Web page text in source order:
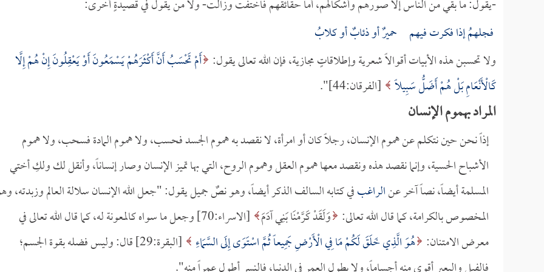
-يقول: ما بقي من الناس إلا صورهم وأشكالهم، أما حقائقهم فاختفت وزالت- ولا من يقول في قصيدةٍ أخرى:
فجلهمُ إذا فكرت فيهم حميرٌ أو ذئابٌ أو كلابُ
ولا تحسبن هذه الأبيات أقوالاً شعرية وإطلاقاتٍ مجازية، فإن الله تعالى يقول: أَمْ تَحْسَبُ أَنَّ أَكْثَرَهُمْ يَسْمَعُونَ أَوْ يَعْقِلُونَ إِنْ هُمْ إِلَّا
كَالْأَنْعَامِ بَلْ هُمْ أَضَلُّ سَبِيلاً [الفرقان:44]".
المراد بهموم الإنسان
إذاً نحن حين نتكلم عن هموم الإنسان، رجلاً كان أو امرأة، لا نقصد به هموم الجسد فحسب، ولا هموم المادة فسحب، ولا هموم
الأشباح الحسية، وإنما نقصد هذه ونقصد معها هموم العقل وهموم الروح، التي بها تميز الإنسان وصار إنساناً، وأنقل لك ولكِ أختي
المسلمة أيضاً، نصاً آخر عنالراغبفي كتابه السالف الذكر أيضاً، وهو نصٌ جميل يقول: "جعل الله الإنسان سلالة العالم وزبدته،
المخصوص بالكرامة، كما قال الله تعالى: وَلَقَدْ كَرَّمْنَا بَنِي آدَمَ
[الاسراء:70] وجعل ما سواه كالمعونة له، كما قال الله تعالى في
معرض الامتنان: هُوَ الَّذِي خَلَقَ لَكُمْ مَا فِي الْأَرْضِ جَمِيعاً ثُمَّ اسْتَوَى إِلَى السَّمَاءِ
[البقرة:29] قال: وليس فضله بقوة الجسم؛